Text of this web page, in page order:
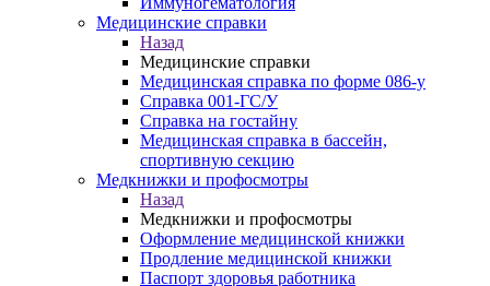
Медицинские справки
Назад
Медицинские справки
Медицинская справка по форме 086-у
Справка 001-ГС/У
Справка на гостайну
Медицинская справка в бассейн,
спортивную секцию
Медкнижки и профосмотры
Назад
Медкнижки и профосмотры
Оформление медицинской книжки
Продление медицинской книжки
Паспорт здоровья работника